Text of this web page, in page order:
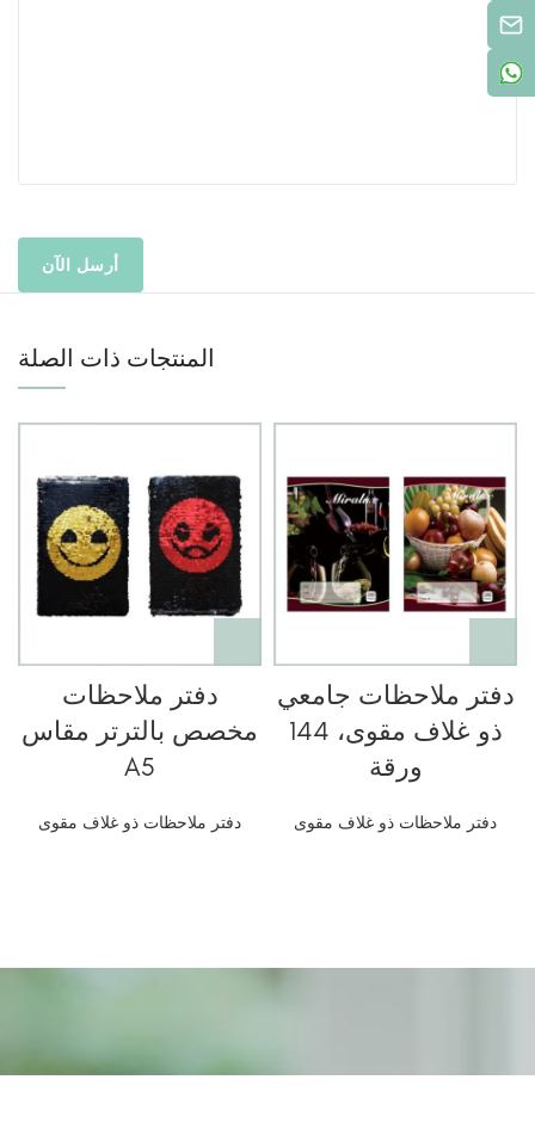
المنتجات ذات الصلة
دفتر ملاحظات جامعي
ذو غلاف مقوى، 144
ورقة
دفتر ملاحظات ذو غلاف مقوى
دفتر ملاحظات
مخصص بالترتر مقاس
A5
دفتر ملاحظات ذو غلاف مقوى